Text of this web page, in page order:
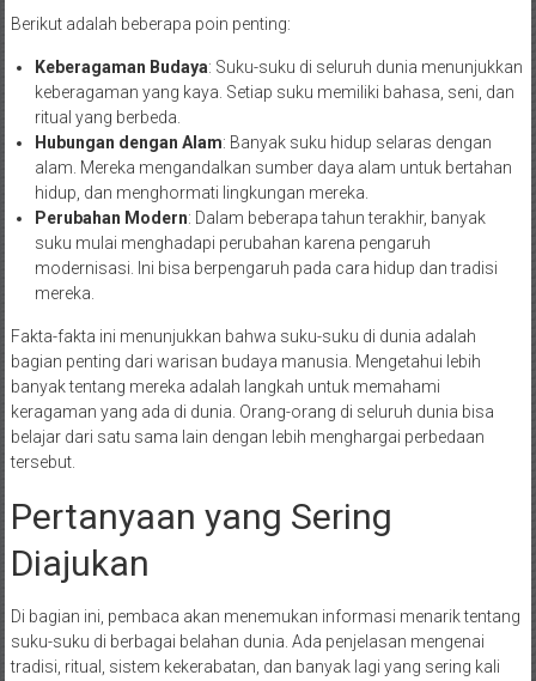
Berikut adalah beberapa poin penting:
Keberagaman Budaya: Suku-suku di seluruh dunia menunjukkan
keberagaman yang kaya. Setiap suku memiliki bahasa, seni, dan
ritual yang berbeda.
Hubungan dengan Alam: Banyak suku hidup selaras dengan
alam. Mereka mengandalkan sumber daya alam untuk bertahan
hidup, dan menghormati lingkungan mereka.
Perubahan Modern: Dalam beberapa tahun terakhir, banyak
suku mulai menghadapi perubahan karena pengaruh
modernisasi. Ini bisa berpengaruh pada cara hidup dan tradisi
mereka.
Fakta-fakta ini menunjukkan bahwa suku-suku di dunia adalah
bagian penting dari warisan budaya manusia. Mengetahui lebih
banyak tentang mereka adalah langkah untuk memahami
keragaman yang ada di dunia. Orang-orang di seluruh dunia bisa
belajar dari satu sama lain dengan lebih menghargai perbedaan
tersebut.
Pertanyaan yang Sering
Diajukan
Di bagian ini, pembaca akan menemukan informasi menarik tentang
suku-suku di berbagai belahan dunia. Ada penjelasan mengenai
tradisi, ritual, sistem kekerabatan, dan banyak lagi yang sering kali